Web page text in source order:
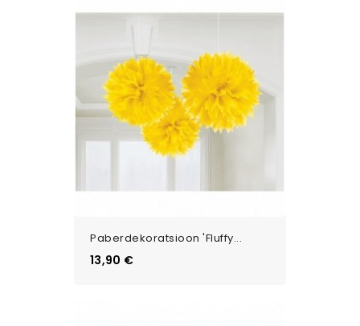
Paberdekoratsioon 'Fluffy...
Цена
13,90 €